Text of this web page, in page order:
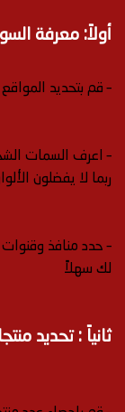
أولاً: معرفة
– قم بتحديد
– اعرف السمات
ربما لا يفضلون
– حدد منافذ
لك سهلاً
ثانياً : تحديد